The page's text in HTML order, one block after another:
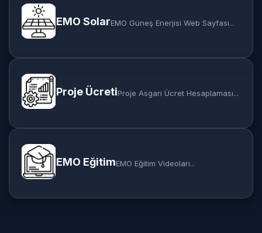
EMO SolarEMO Güneş Enerjisi Web Sayfası...
Proje ÜcretiProje Asgari Ücret Hesaplaması...
EMO EğitimEMO Eğitim Videoları...